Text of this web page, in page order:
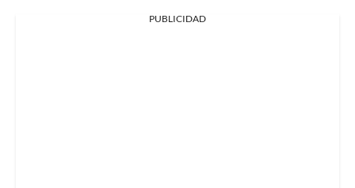
PUBLICIDAD